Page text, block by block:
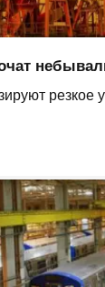
резкое